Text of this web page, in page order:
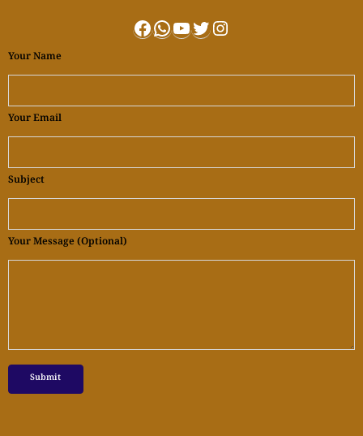
Facebook
WhatsApp
YouTube
Twitter
Instagram
Your Name
Your Email
Subject
Your Message (optional)